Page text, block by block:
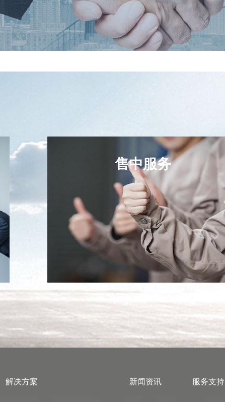
售中服务
售中服务
的技术文件、设备资料、使用说明和维护
解决方案 新闻资讯 服务支持